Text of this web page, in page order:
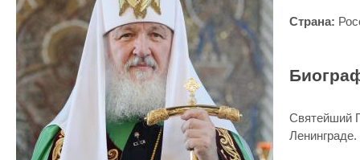
Страна:
Святейший
Ленинграде.